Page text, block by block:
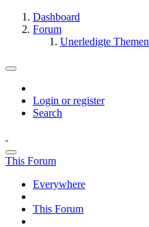
Dashboard
Forum
Unerledigte Themen
Login or register
Search
This Forum
Everywhere
This Forum